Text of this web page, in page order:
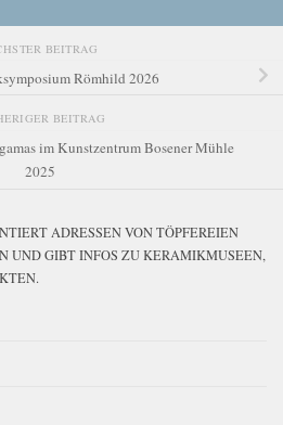
BEITRAG
Römhild 2026
BEITRAG
im Kunstzentrum Bosener Mühle
2025
ADRESSEN VON TÖPFEREIEN
UND GIBT INFOS ZU KERAMIKMUSEEN,